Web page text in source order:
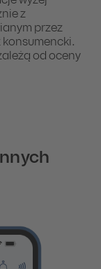
z
przez
konsumencki.
od oceny